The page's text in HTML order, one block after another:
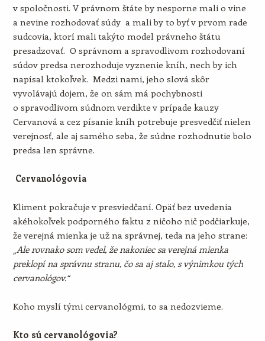
v spoločnosti. V právnom štáte by nesporne mali o vine
a nevine rozhodovať súdy a mali by to byť v prvom rade
sudcovia, ktorí mali takýto model právneho štátu
presadzovať. O správnom a spravodlivom rozhodovaní
súdov predsa nerozhoduje vyznenie kníh, nech by ich
napísal ktokoľvek. Medzi nami, jeho slová skôr
vyvolávajú dojem, že on sám má pochybnosti
o spravodlivom súdnom verdikte v prípade kauzy
Cervanová a cez písanie kníh potrebuje presvedčiť nielen
verejnosť, ale aj samého seba, že súdne rozhodnutie bolo
predsa len správne.
Cervanológovia
Kliment pokračuje v presviedčaní. Opäť bez uvedenia
akéhokoľvek podporného faktu z ničoho nič podčiarkuje,
že verejná mienka je už na správnej, teda na jeho strane:
„Ale rovnako som vedel, že nakoniec sa verejná mienka
preklopí na správnu stranu, čo sa aj stalo, s výnimkou tých
cervanológov.“
Koho myslí tými cervanológmi, to sa nedozvieme.
Kto sú cervanológovia?